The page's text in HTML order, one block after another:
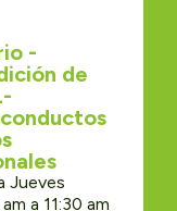
-
de
Jueves
a 11:30 am